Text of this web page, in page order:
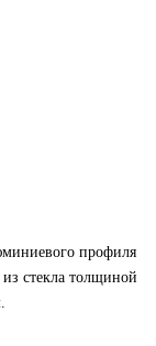
профиля
стекла толщиной